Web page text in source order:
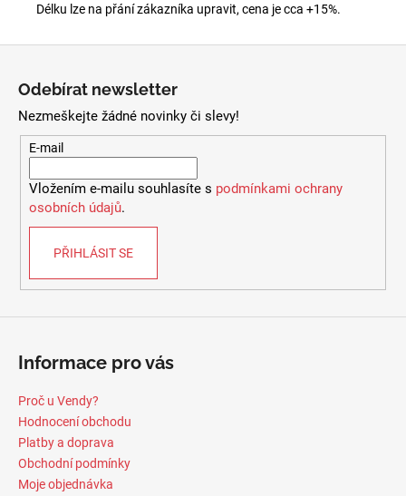
Délku lze na přání zákazníka upravit, cena je cca +15%.
Odebírat newsletter
Nezmeškejte žádné novinky či slevy!
E-mail
Vložením e-mailu souhlasíte s podmínkami ochrany
osobních údajů.
PŘIHLÁSIT SE
Informace pro vás
Proč u Vendy?
Hodnocení obchodu
Platby a doprava
Obchodní podmínky
Moje objednávka